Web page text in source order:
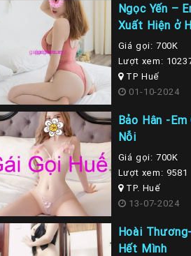
Ngọc Yến –
Xuất Hiện ở
Giá gọi: 700K
Lượt xem:
TP Huế
01-10-2024
Bảo Hân -
Nỗi
Giá gọi: 700K
Lượt xem: 9581
TP. Huế
13-07-2024
Hoài
Hết Mình